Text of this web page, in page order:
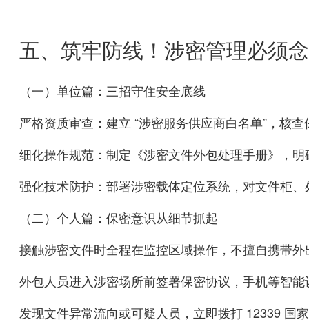
五、筑牢防线！涉密管理必须
（一）单位篇：三招守住安全底线
严格资质审查：建立 “涉密服务供应商白名单”，核
细化操作规范：制定《涉密文件外包处理手册》，
强化技术防护：部署涉密载体定位系统，对文件柜
（二）个人篇：保密意识从细节抓起
接触涉密文件时全程在监控区域操作，不擅自携带外
外包人员进入涉密场所前签署保密协议，手机等智
发现文件异常流向或可疑人员，立即拨打 12339 国